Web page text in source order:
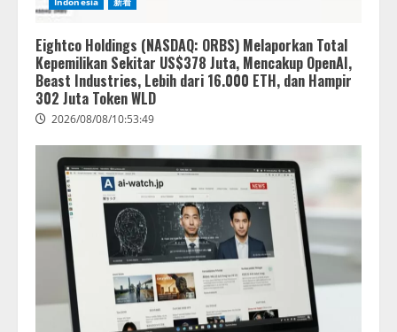
Eightco Holdings (NASDAQ: ORBS) Melaporkan Total
Kepemilikan Sekitar US$378 Juta, Mencakup OpenAI,
Beast Industries, Lebih dari 16.000 ETH, dan Hampir
302 Juta Token WLD
2026/08/08/10:53:49
2
lmessage、MCP接続機能を強化
し、AIから設定操作できる機能を
拡充
2026/08/07/13:53:50